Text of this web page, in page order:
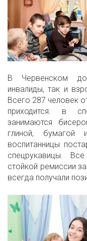
В Червенском
инвалиды, так и
Всего 287 человек
приходится: в
занимаются
глиной,
воспитанницы
спецрукавицы.
стойкой ремиссии
всегда получали